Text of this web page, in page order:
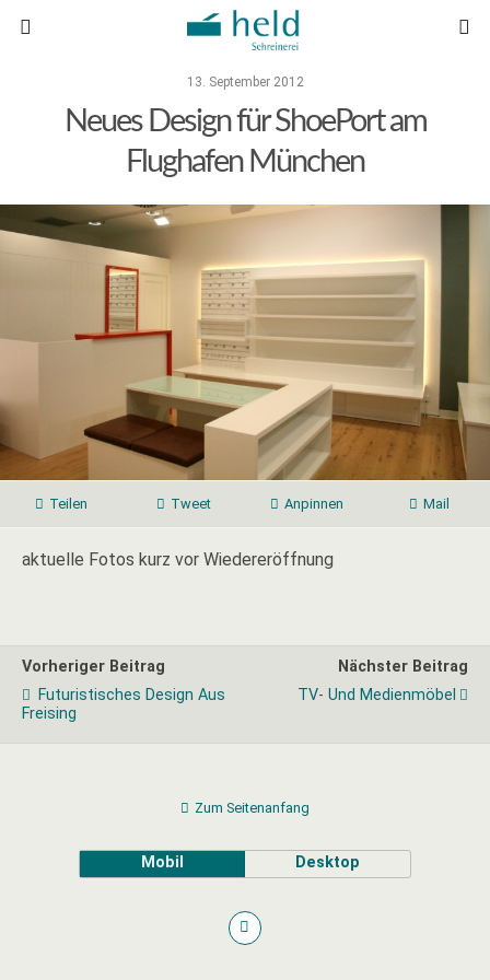
13. September 2012
Neues Design für ShoePort am
Flughafen München
Teilen Tweet Anpinnen Mail
aktuelle Fotos kurz vor Wiedereröffnung
Vorheriger Beitrag
Futuristisches Design Aus
Freising
Nächster Beitrag
TV- Und Medienmöbel
Zum Seitenanfang
Mobil Desktop